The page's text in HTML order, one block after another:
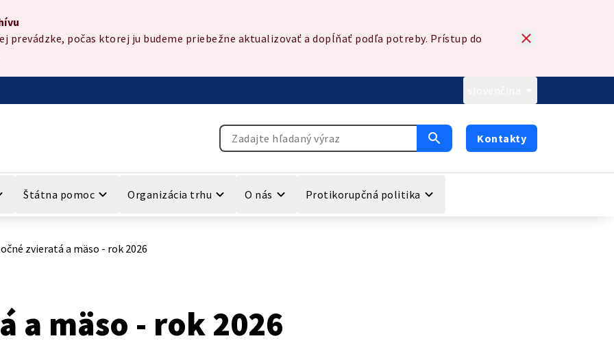
prevádzke, počas ktorej ju budeme priebežne aktualizovať a dopĺňať podľa potreby. Prístup do
Vyhľadávanie Kontakty
Štátna pomoc Organizácia trhu O nás Protikorupčná politika
zvieratá a mäso - rok 2026
a mäso - rok 2026